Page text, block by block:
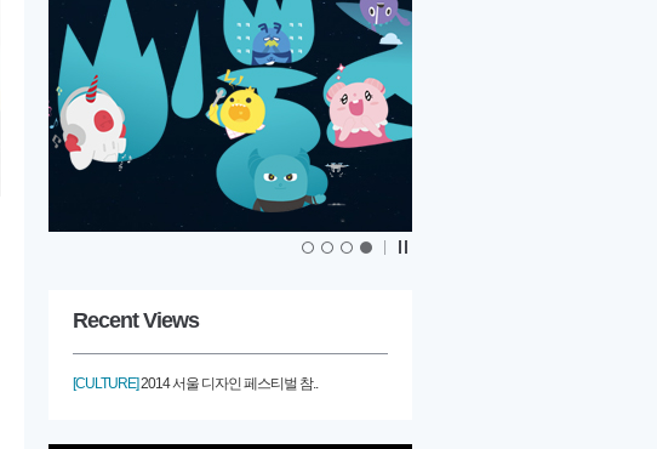
Recent Views
[CULTURE]2014 서울 디자인 페스티벌 참..